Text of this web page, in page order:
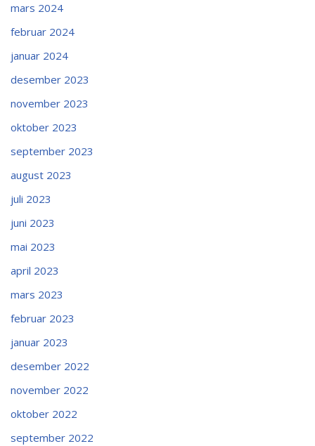
mars 2024
februar 2024
januar 2024
desember 2023
november 2023
oktober 2023
september 2023
august 2023
juli 2023
juni 2023
mai 2023
april 2023
mars 2023
februar 2023
januar 2023
desember 2022
november 2022
oktober 2022
september 2022